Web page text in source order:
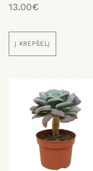
13.00€
Į KREPŠELĮ